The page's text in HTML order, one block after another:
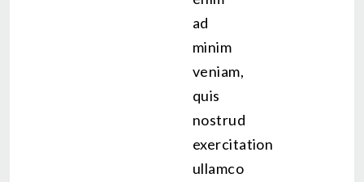
ad
minim
veniam,
quis
nostrud
exercitation
ullamco